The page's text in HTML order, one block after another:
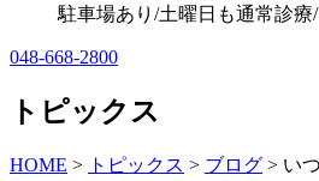
駐車場あり/土曜日も通常診療
048-668-2800
トピックス
HOME > トピックス > ブログ > い